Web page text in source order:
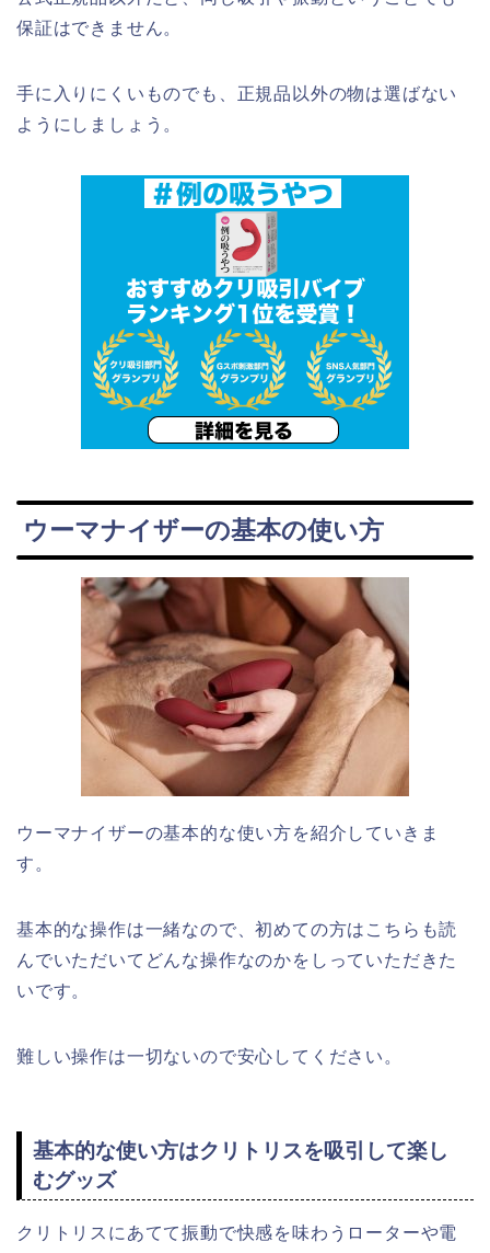
保証はできません。
手に入りにくいものでも、正規品以外の物は選ばない
ようにしましょう。
ウーマナイザーの基本の使い方
ウーマナイザーの基本的な使い方を紹介していきま
す。
基本的な操作は一緒なので、初めての方はこちらも読
んでいただいてどんな操作なのかをしっていただきた
いです。
難しい操作は一切ないので安心してください。
基本的な使い方はクリトリスを吸引して楽し
むグッズ
クリトリスにあてて振動で快感を味わうローターや電